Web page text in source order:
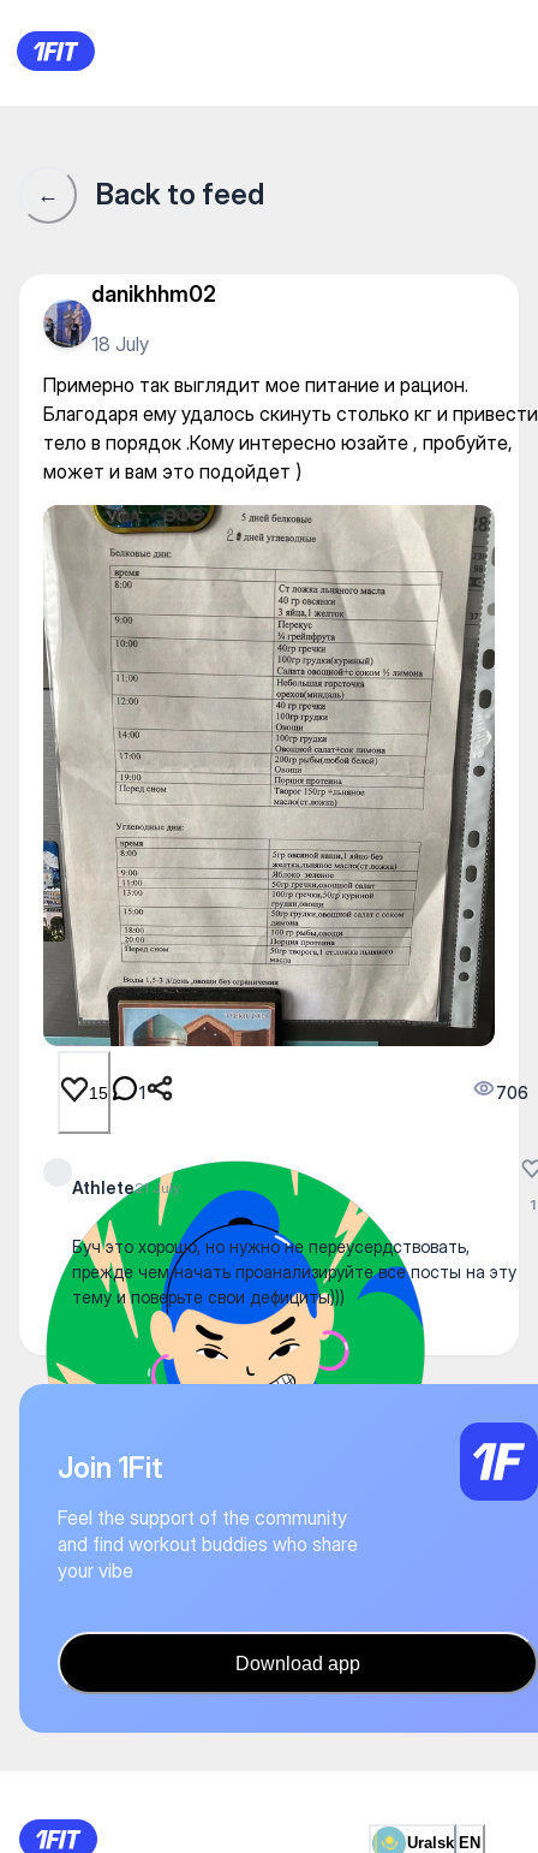
Примерно так выглядит
← Back to feed
danikhhm02
18 July
Примерно так выглядит мое питание и рацион.
Благодаря ему удалось скинуть столько кг и привести
тело в порядок .Кому интересно юзайте , пробуйте,
может и вам это подойдет )
15 1 706
Athlete21 July
Буч это хорошо, но нужно не переусердствовать,
прежде чем начать проанализируйте все посты на эту
тему и поверьте свои дефициты)))
1
Join 1Fit
Feel the support of the community
and find workout buddies who share
your vibe
Download app
Uralsk EN